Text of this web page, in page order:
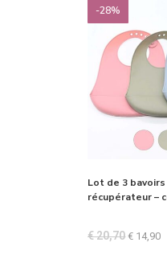
-28%
Lot de 3
récupérateur –
€20,70 € 14,90